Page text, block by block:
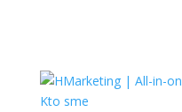
Kto sme